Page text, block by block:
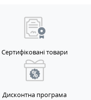
Сертифіковані товари
Дисконтна програма